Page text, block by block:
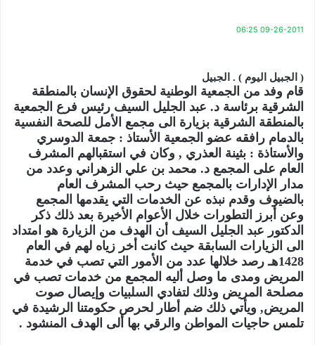
09-26-2011 06:25
( الجبيل اليوم ) . الجبيل
قام وفد من الجمعية الوطنية لحقوق الإنسان بالمنطقة
الشرقية برئاسة د. عبد الجليل السيف رئيس فرع الجمعية
بالمنطقة الشرقية بزيارة الى مجمع الأمل للصحة النفسية
بالدمام رافقه عضو الجمعية الأستاذ : جمعة الدوسري
والأستاذة : بثينة العذري , وكان في استقبالهم المشرف
العام على المجمع د. محمد بن علي الزهراني وعدد من
مدار الإدارات بالمجمع حيث رحب المشرف العام
بالضيوف وقدم نبذه عن الخدمات التي يقدمها المجمع
وعن أبرز التطورات خلال الأعوام الأخيرة بعد ذلك ذكر
الدكتور عبد الجليل السيف أن الهدف من الزيارة هو امتداد
الى الزيارات السابقة حيث كانت أخر زياه لهم في العام
1428هـ رصد خلالها عدد من الأمور التي تصب في خدمة
المريض ومدى ما وصل أليه المجمع من خدمات تصب في
مصلحة المريض وذلك لتفادي السلبيات وإيصال صوت
المريض, ويأتي ذلك ضم أطار لحرص حكومتنا الرشيدة في
تلمس حاجيات المواطن والرقي بها ألى الهدف المنشود .